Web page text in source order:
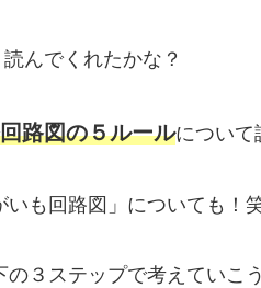
んでくれたかな？
回路図の５ルールについて
も回路図」についても！
３ステップで考えていこ